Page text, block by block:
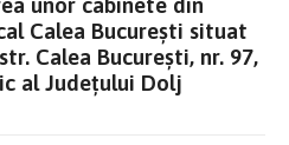
Calea București situat
Calea București, nr. 97,
al Județului Dolj